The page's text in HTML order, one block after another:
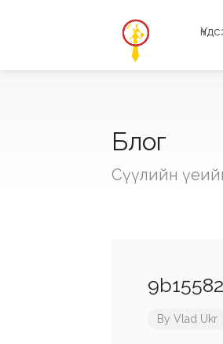
Блог
Сүүлийн
By Vlad Ukr